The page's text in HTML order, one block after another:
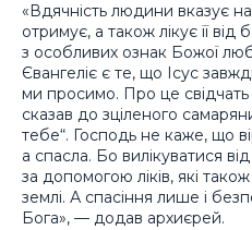
«Вдячність людини вказує на
отримує, а також лікує її
з особливих ознак Божої
Євангеліє є те, що Ісус
ми просимо. Про це свідчать
сказав до зціленого
тебе“. Господь не каже, що
а спасла. Бо вилікуватися
за допомогою ліків, які
землі. А спасіння лише і
Бога», — додав архиєрей.